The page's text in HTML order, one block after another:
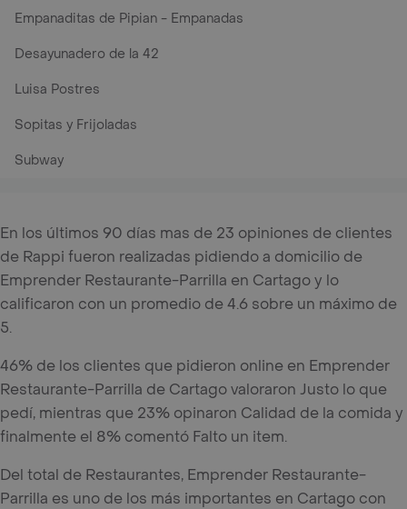
Empanaditas de Pipian - Empanadas
Desayunadero de la 42
Luisa Postres
Sopitas y Frijoladas
Subway
En los últimos 90 días mas de 23 opiniones de clientes
de Rappi fueron realizadas pidiendo a domicilio de
Emprender Restaurante-Parrilla en Cartago y lo
calificaron con un promedio de 4.6 sobre un máximo de
5.
46% de los clientes que pidieron online en Emprender
Restaurante-Parrilla de Cartago valoraron Justo lo que
pedí, mientras que 23% opinaron Calidad de la comida y
finalmente el 8% comentó Falto un item.
Del total de Restaurantes, Emprender Restaurante-
Parrilla es uno de los más importantes en Cartago con